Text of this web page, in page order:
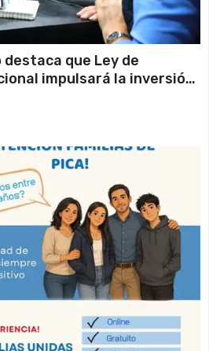
que Ley de
impulsará la inversión